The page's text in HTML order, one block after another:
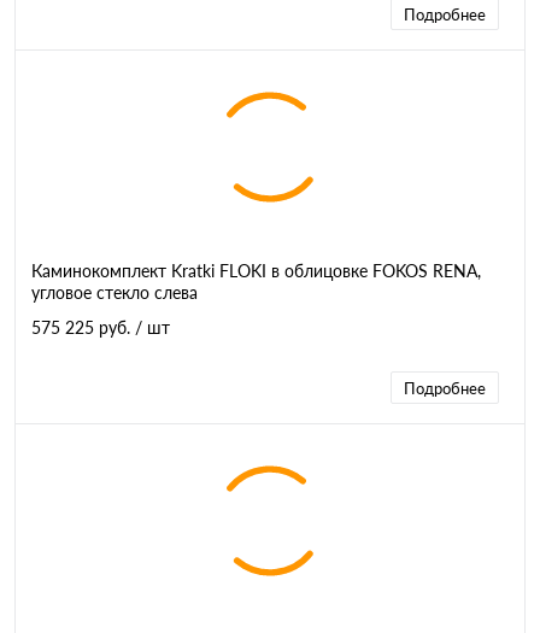
Подробнее
Каминокомплект Kratki FLOKI в облицовке FOKOS RENA,
угловое стекло слева
575 225 руб. / шт
Подробнее